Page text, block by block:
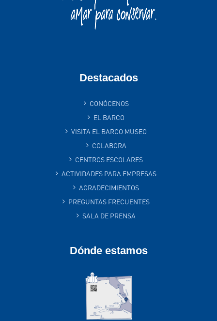
Destacados
CONÓCENOS
EL BARCO
VISITA EL BARCO MUSEO
COLABORA
CENTROS ESCOLARES
ACTIVIDADES PARA EMPRESAS
AGRADECIMIENTOS
PREGUNTAS FRECUENTES
SALA DE PRENSA
Dónde estamos